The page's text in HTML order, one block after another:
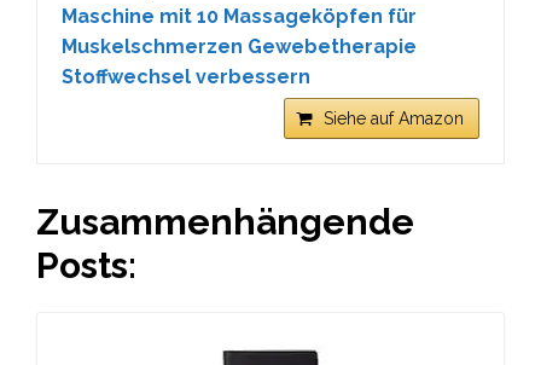
Maschine mit 10 Massageköpfen für
Muskelschmerzen Gewebetherapie
Stoffwechsel verbessern
Siehe auf Amazon
Zusammenhängende
Posts: